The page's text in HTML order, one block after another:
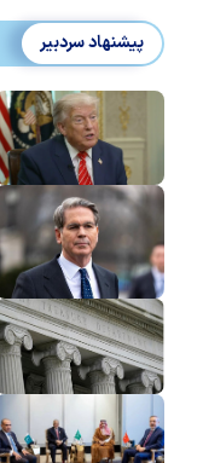
پیشنهاد سردبیر